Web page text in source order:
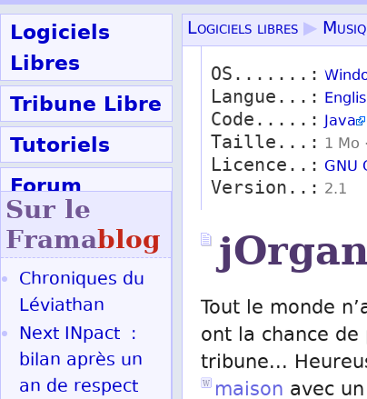
Logiciels
Libres
Tribune Libre
Tutoriels
Forum
Participer
Logiciels libres ▶
OS.......:
Langue...:
Code.....: Java
Taille...: 1 Mo
Licence..: GNU
Version..: 2.1
Tout le monde
ont la chance
tribune...
maison avec
Sur le
Framablog
Chroniques du
Léviathan
Next INpact :
bilan après un
an de respect